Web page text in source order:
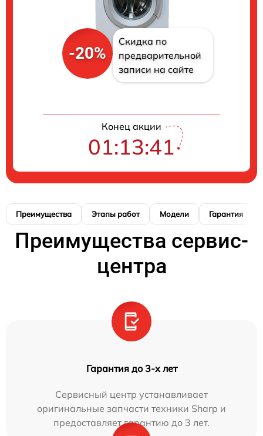
-20%
Скидка по
предварительной
записи на сайте
Конец акции
01:13:40
Преимущества Этапы работ Модели Гарантия
Преимущества сервис-
центра
Гарантия до 3-х лет
Сервисный центр устанавливает
оригинальные запчасти техники Sharp и
предоставляет гарантию до 3 лет.